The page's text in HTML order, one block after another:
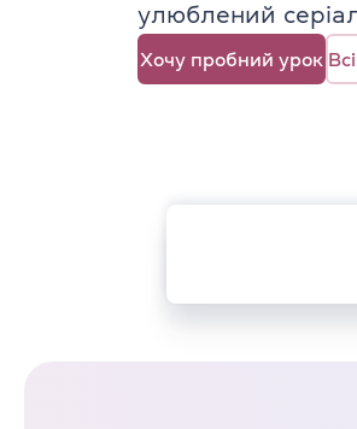
улюблений
Хочу пробний урок